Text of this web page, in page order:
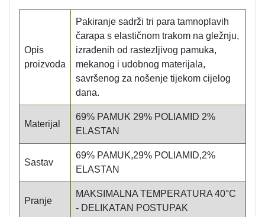
Opis
proizvoda
Pakiranje sadrži tri para tamnoplavih
čarapa s elastičnom trakom na gležnju,
izrađenih od rastezljivog pamuka,
mekanog i udobnog materijala,
savršenog za nošenje tijekom cijelog
dana.
Materijal
69% PAMUK 29% POLIAMID 2%
ELASTAN
Sastav
69% PAMUK,29% POLIAMID,2%
ELASTAN
Pranje
MAKSIMALNA TEMPERATURA 40°C
- DELIKATAN POSTUPAK